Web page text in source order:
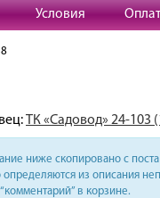
Условия
ТК «Садовод» 24-103
ниже скопировано с
определяются из описания
в корзине.